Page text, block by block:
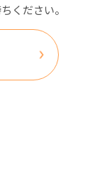
ください。